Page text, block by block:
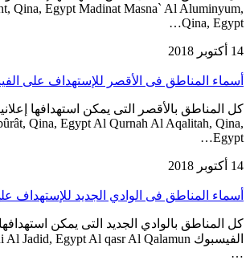
Qina, Egypt Madinat Masna` Al Aluminyum,
Qina, Egypt…
14 أكتوبر 2018
أسماء المناطق فى الأقصر للإستهداف على
كل المناطق بالأقصر التى يمكن استهدافها
Qina, Egypt Al Qurnah Al Aqalitah, Qina,
Egypt…
14 أكتوبر 2018
أسماء المناطق فى الوادي الجديد للإستهداف
كل المناطق بالوادي الجديد التى يمكن
…